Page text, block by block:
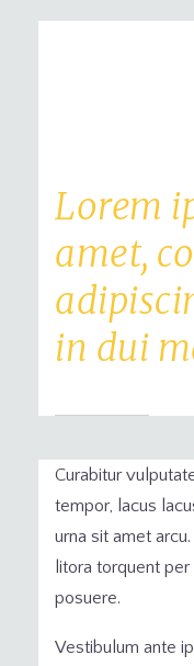
Lorem
amet,
in dui
Curabitur
tempor, lacus
urna sit amet
litora torquent
posuere.
Vestibulum ante